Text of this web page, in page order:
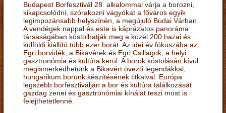
Budapest Borfesztivál 28. alkalommal várja a borozni,
kikapcsolódni, szórakozni vágyókat a főváros egyik
legimpozánsabb helyszínén, a megújuló Budai Várban.
A vendégek nappal és este is káprázatos panoráma
társaságában kóstolhatják meg a közel 200 hazai és
külföldi kiállító több ezer borát. Az idei év fókuszába az
Egri borvidék, a Bikavérek és Egri Csillagok, a helyi
gasztronómia és kultúra kerül. A borok kóstolásán kívül
megismerkedhetünk a Bikavért övező legendákkal,
hungarikum borunk készítésének titkaival. Európa
legszebb borfesztiválján a bor és kultúra találkozását
gazdag zenei és gasztronómiai kínálat teszi most is
felejthetetlenné.